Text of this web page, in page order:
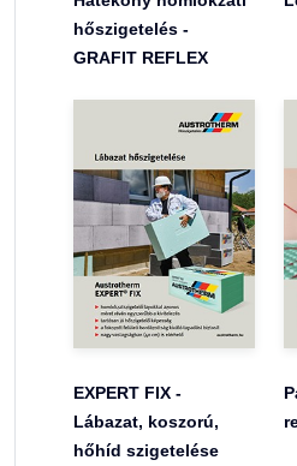
hőszigetelés -
GRAFIT REFLEX
EXPERT FIX -
Lábazat, koszorú,
hőhíd szigetelése